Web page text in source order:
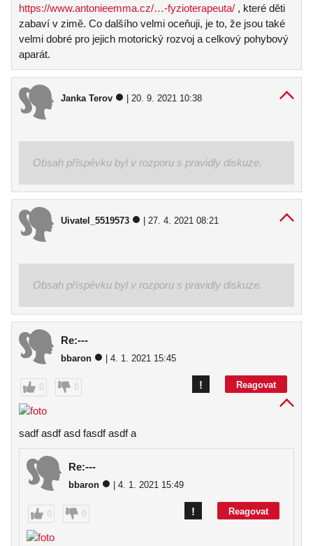
https://www.antonieemma.cz/…-fyzioterapeuta/ , které děti
zabaví v zimě. Co dalšího velmi oceňuji, je to, že jsou také
velmi dobré pro jejich motorický rozvoj a celkový pohybový
aparát.
Janka Terov | 20. 9. 2021 10:38
Obsah příspěvku byl v rozporu s pravidly diskuze.
Uivatel_5519573 | 27. 4. 2021 08:21
Obsah příspěvku byl v rozporu s pravidly diskuze.
Re:---
bbaron | 4. 1. 2021 15:45
0 0 Reagovat
!
sadf asdf asd fasdf asdf a
Re:---
bbaron | 4. 1. 2021 15:49
0 0 Reagovat
!